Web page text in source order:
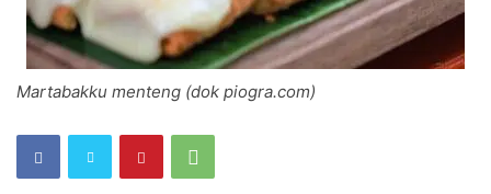
Martabakku menteng (dok piogra.com)